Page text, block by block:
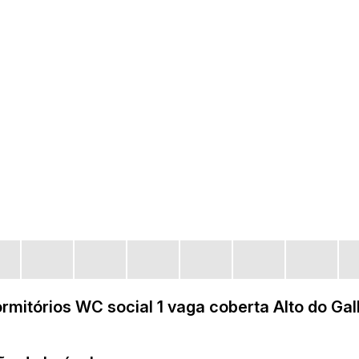
WC social 1 vaga coberta Alto do